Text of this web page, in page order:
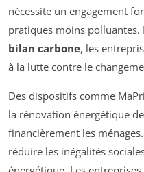
nécessite un engagement
pratiques moins
bilan carbone, les
à la lutte contre le
Des dispositifs comme
la rénovation énergétique
financièrement les
réduire les inégalités